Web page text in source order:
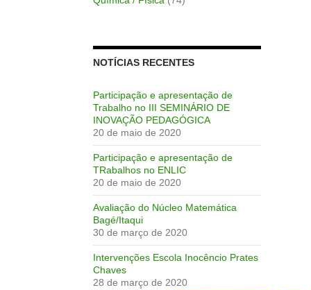
NOTÍCIAS RECENTES
Participação e apresentação de
Trabalho no III SEMINÁRIO DE
INOVAÇÃO PEDAGÓGICA
20 de maio de 2020
Participação e apresentação de
TRabalhos no ENLIC
20 de maio de 2020
Avaliação do Núcleo Matemática
Bagé/Itaqui
30 de março de 2020
Intervenções Escola Inocêncio Prates
Chaves
28 de março de 2020